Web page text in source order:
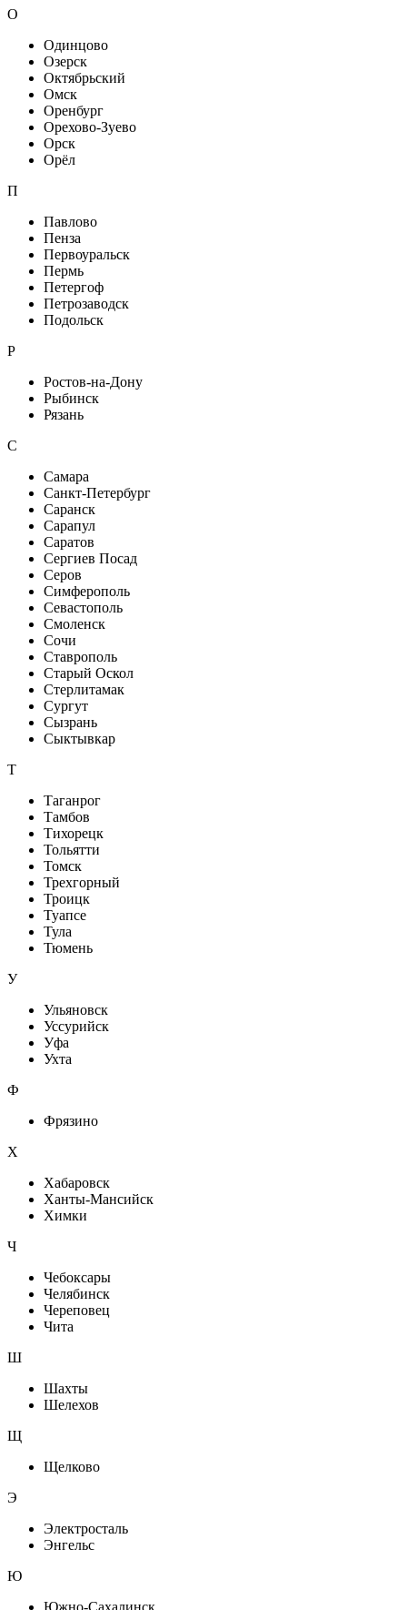
О
Одинцово
Озерск
Октябрьский
Омск
Оренбург
Орехово-Зуево
Орск
Орёл
П
Павлово
Пенза
Первоуральск
Пермь
Петергоф
Петрозаводск
Подольск
Р
Ростов-на-Дону
Рыбинск
Рязань
С
Самара
Санкт-Петербург
Саранск
Сарапул
Саратов
Сергиев Посад
Серов
Симферополь
Севастополь
Смоленск
Сочи
Ставрополь
Старый Оскол
Стерлитамак
Сургут
Сызрань
Сыктывкар
Т
Таганрог
Тамбов
Тихорецк
Тольятти
Томск
Трехгорный
Троицк
Туапсе
Тула
Тюмень
У
Ульяновск
Уссурийск
Уфа
Ухта
Ф
Фрязино
Х
Хабаровск
Ханты-Мансийск
Химки
Ч
Чебоксары
Челябинск
Череповец
Чита
Ш
Шахты
Шелехов
Щ
Щелково
Э
Электросталь
Энгельс
Ю
Южно-Сахалинск